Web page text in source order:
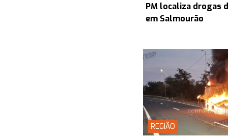
PM localiza drogas
em Salmourão
REGIÃO